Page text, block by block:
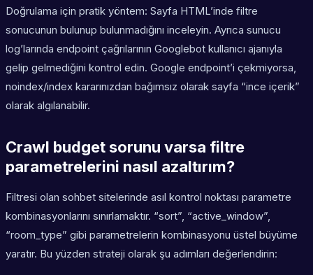
Doğrulama için pratik yöntem: Sayfa HTML’inde filtre
sonucunun bulunup bulunmadığını inceleyin. Ayrıca sunucu
log’larında endpoint çağrılarının Googlebot kullanıcı ajanıyla
gelip gelmediğini kontrol edin. Google endpoint’i çekmiyorsa,
noindex/index kararınızdan bağımsız olarak sayfa “ince içerik”
olarak algılanabilir.
Crawl budget sorunu varsa filtre
parametrelerini nasıl azaltırım?
Filtresi olan sohbet sitelerinde asıl kontrol noktası parametre
kombinasyonlarını sınırlamaktır. “sort”, “active_window”,
“room_type” gibi parametrelerin kombinasyonu üstel büyüme
yaratır. Bu yüzden strateji olarak şu adımları değerlendirin: